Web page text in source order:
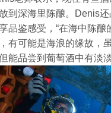
到深海里陈酿。Denis
品鉴感受，“在海中陈酿
有可能是海浪的缘故，
能品尝到葡萄酒中有淡